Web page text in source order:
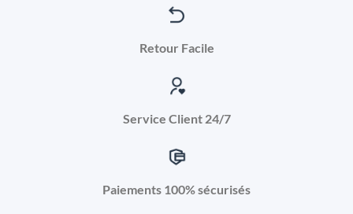
Retour Facile
Service Client 24/7
Paiements 100% sécurisés